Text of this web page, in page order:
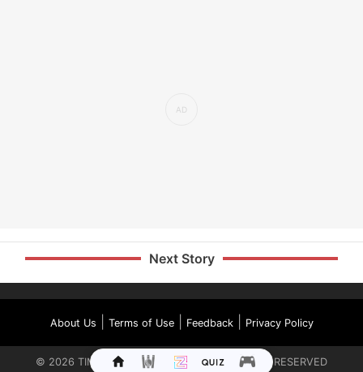
Next Story
About Us Terms of Use| Feedback| Privacy Policy
© 2026 TIMES INTERNET LIMITED. ALL RIGHTS RESERVED